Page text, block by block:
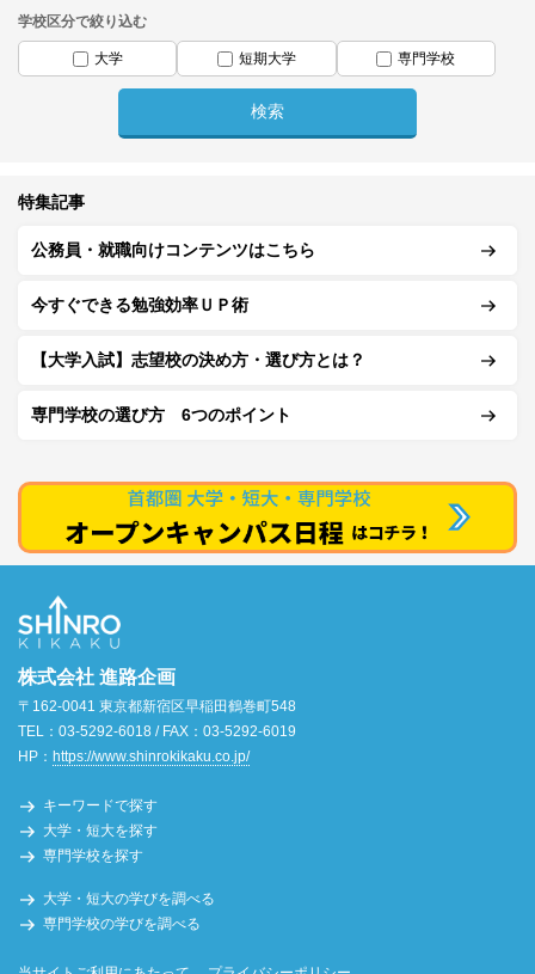
学校区分で絞り込む
大学 短期大学 専門学校
特集記事
公務員・就職向けコンテンツはこちら
今すぐできる勉強効率ＵＰ術
【大学入試】志望校の決め方・選び方とは？
専門学校の選び方 6つのポイント
株式会社 進路企画
〒162-0041 東京都新宿区早稲田鶴巻町548
TEL：03-5292-6018 / FAX：03-5292-6019
HP： https://www.shinrokikaku.co.jp/
キーワードで探す
大学・短大を探す
専門学校を探す
大学・短大の学びを調べる
専門学校の学びを調べる